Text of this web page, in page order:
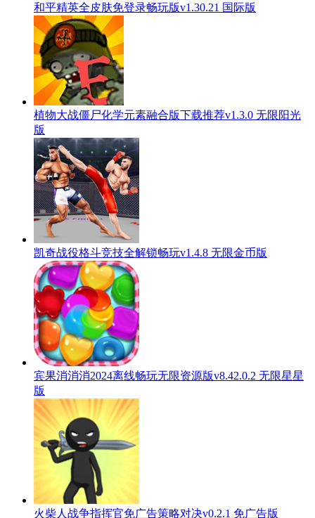
和平精英全皮肤免登录畅玩版v1.30.21 国际版
植物大战僵尸化学元素融合版下载推荐v1.3.0 无限阳光
版
凯奇战役格斗竞技全解锁畅玩v1.4.8 无限金币版
宾果消消消2024离线畅玩无限资源版v8.42.0.2 无限星星
版
火柴人战争指挥官免广告策略对决v0.2.1 免广告版